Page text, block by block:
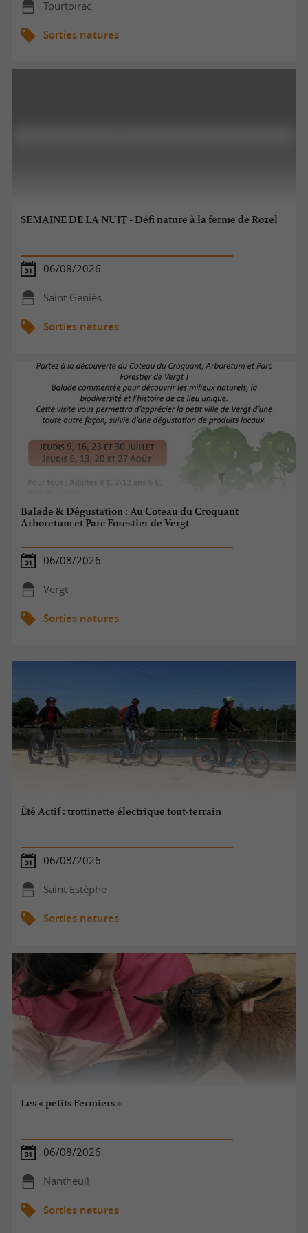
Tourtoirac
Sorties natures
SEMAINE DE LA NUIT - Défi nature à la ferme de Rozel
06/08/2026
Saint Geniès
Sorties natures
Balade & Dégustation : Au Coteau du Croquant
Arboretum et Parc Forestier de Vergt
06/08/2026
Vergt
Sorties natures
Été Actif : trottinette électrique tout-terrain
06/08/2026
Saint Estèphe
Sorties natures
Les « petits Fermiers »
06/08/2026
Nantheuil
Sorties natures